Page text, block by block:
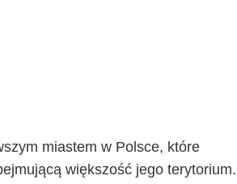
miastem w Polsce, które
większość jego terytorium.